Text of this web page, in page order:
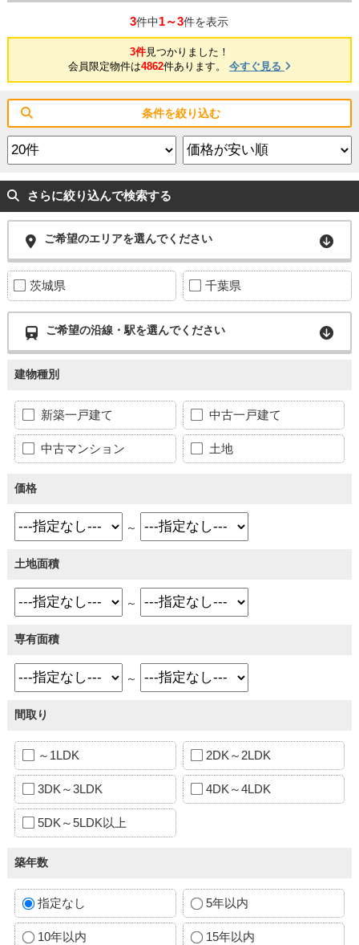
3件中1～3件を表示
3件見つかりました！
会員限定物件は4862件あります。 今すぐ見る
条件を絞り込む
さらに絞り込んで検索する
ご希望のエリアを選んでください
茨城県 千葉県
ご希望の沿線・駅を選んでください
建物種別
新築一戸建て 中古一戸建て
中古マンション 土地
価格
～
土地面積
～
専有面積
～
間取り
～1LDK 2DK～2LDK
3DK～3LDK 4DK～4LDK
5DK～5LDK以上
築年数
指定なし 5年以内
10年以内 15年以内